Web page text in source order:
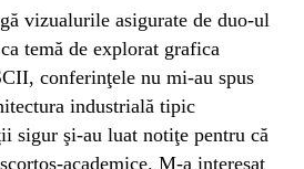
vizualurile asigurate de duo-ul
temă de explorat grafica
conferinţele nu mi-au spus
industrială tipic
sigur şi-au luat notiţe pentru că
academice. M-a interesat